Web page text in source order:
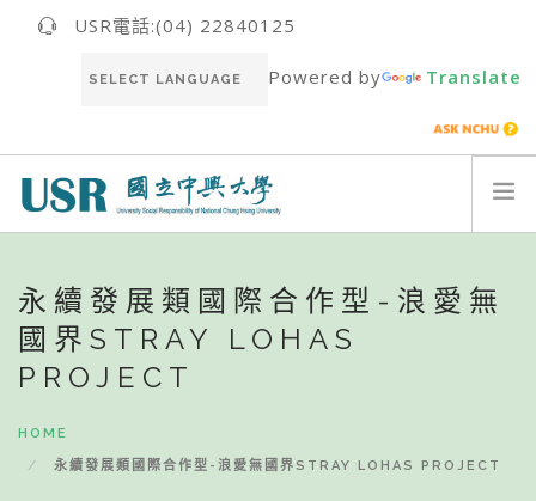
USR電話:(04) 22840125
Powered by Translate
最新消息NEWS
USR團隊USR TEAM
推動成果RESULT
永續報告書SUSTAINABILITY REPORT
聯絡我們CONTACT
永續發展類國際合作型-浪愛無
國界STRAY LOHAS
PROJECT
HOME
永續發展類國際合作型-浪愛無國界STRAY LOHAS PROJECT